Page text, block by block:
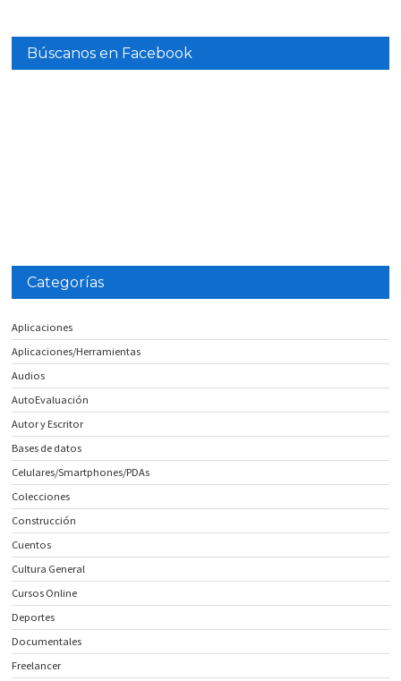
Búscanos en Facebook
Categorías
Aplicaciones
Aplicaciones/Herramientas
Audios
AutoEvaluación
Autor y Escritor
Bases de datos
Celulares/Smartphones/PDAs
Colecciones
Construcción
Cuentos
Cultura General
Cursos Online
Deportes
Documentales
Freelancer